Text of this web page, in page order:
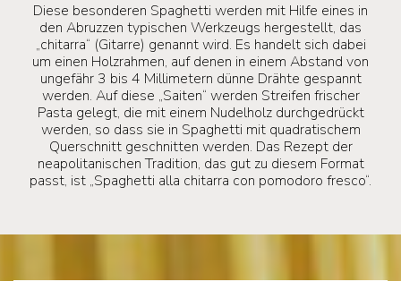
Diese besonderen Spaghetti werden mit Hilfe eines in
den Abruzzen typischen Werkzeugs hergestellt, das
„chitarra“ (Gitarre) genannt wird. Es handelt sich dabei
um einen Holzrahmen, auf denen in einem Abstand von
ungefähr 3 bis 4 Millimetern dünne Drähte gespannt
werden. Auf diese „Saiten“ werden Streifen frischer
Pasta gelegt, die mit einem Nudelholz durchgedrückt
werden, so dass sie in Spaghetti mit quadratischem
Querschnitt geschnitten werden. Das Rezept der
neapolitanischen Tradition, das gut zu diesem Format
passt, ist „Spaghetti alla chitarra con pomodoro fresco“.